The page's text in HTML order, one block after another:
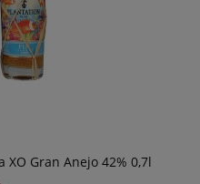
Gran Anejo 42% 0,7l